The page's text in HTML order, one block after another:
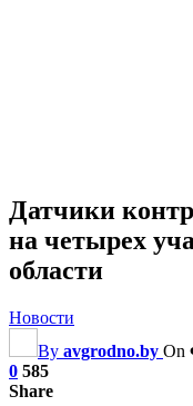
Датчики
на четырех
области
Новости
By avgrodno.by On
0 585
Share